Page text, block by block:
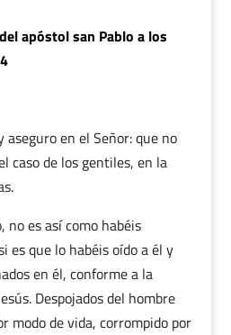
apóstol san Pablo a los
aseguro en el Señor: que no
caso de los gentiles, en la
no es así como habéis
es que lo habéis oído a él y
en él, conforme a la
Despojados del hombre
modo de vida, corrompido por